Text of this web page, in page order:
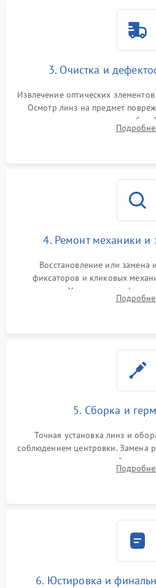
3. Очистка и
Извлечение оптических
Осмотр линз на предмет
покрытия или появления грибка.
спецрастворами. Проверка
4. Ремонт механики и
Восстановление или
фиксаторов и кликовых
поправок. Устранение люфтов в
поврежденных линз, разбитой
5. Сборка и
Точная установка линз и
соблюдением центровки. Замена
нанесение влагозащитной
и заполнение его осушенным
6. Юстировка и